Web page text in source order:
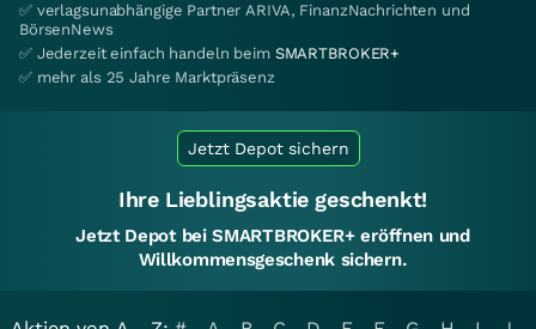
✅ verlagsunabhängige Partner ARIVA, FinanzNachrichten und
BörsenNews
✅ Jederzeit einfach handeln beim SMARTBROKER+
✅ mehr als 25 Jahre Marktpräsenz
Jetzt Depot sichern
Ihre Lieblingsaktie geschenkt!
Jetzt Depot bei SMARTBROKER+ eröffnen und
Willkommensgeschenk sichern.